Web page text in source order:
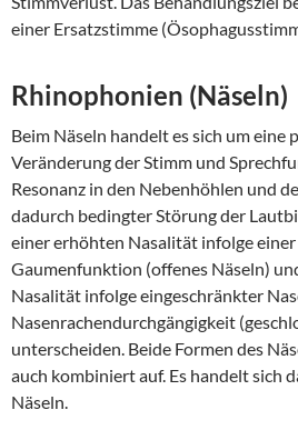
einer Ersatzstimme
Rhinophonien (Näseln)
Beim Näseln handelt es sich um eine
Veränderung der Stimm und
Resonanz in den Nebenhöhlen und
dadurch bedingter Störung der
einer erhöhten Nasalität infolge
Gaumenfunktion (offenes Näseln)
Nasalität infolge eingeschränkter
Nasenrachendurchgängigkeit
unterscheiden. Beide Formen des
auch kombiniert auf. Es handelt sich
Näseln.